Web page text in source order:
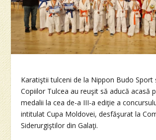
Karatiştii tulceni de la Nippon Budo Sport
Copiilor Tulcea au reuşit să aducă acasă
medalii la cea de-a III-a ediţie a
intitulat Cupa Moldovei, desfăşurat la
Siderurgiştilor din Galaţi.